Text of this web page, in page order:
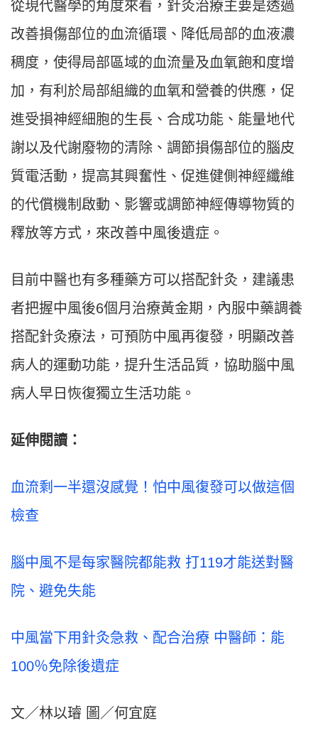
從現代醫學的角度來看，針灸治療主要是透過
改善損傷部位的血流循環、降低局部的血液濃
稠度，使得局部區域的血流量及血氧飽和度增
加，有利於局部組織的血氧和營養的供應，促
進受損神經細胞的生長、合成功能、能量地代
謝以及代謝廢物的清除、調節損傷部位的腦皮
質電活動，提高其興奮性、促進健側神經纖維
的代償機制啟動、影響或調節神經傳導物質的
釋放等方式，來改善中風後遺症。
目前中醫也有多種藥方可以搭配針灸，建議患
者把握中風後6個月治療黃金期，內服中藥調養
搭配針灸療法，可預防中風再復發，明顯改善
病人的運動功能，提升生活品質，協助腦中風
病人早日恢復獨立生活功能。
延伸閱讀：
血流剩一半還沒感覺！怕中風復發可以做這個
檢查
腦中風不是每家醫院都能救 打119才能送對醫
院、避免失能
中風當下用針灸急救、配合治療 中醫師：能
100％免除後遺症
文／林以璿 圖／何宜庭